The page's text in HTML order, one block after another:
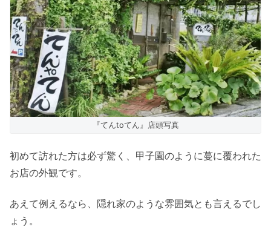
『てんtoてん』店頭写真
初めて訪れた方は必ず驚く、甲子園のように蔓に覆われた
お店の外観です。
あえて例えるなら、隠れ家のような雰囲気とも言えるでし
ょう。